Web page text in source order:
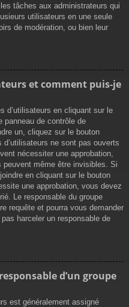
tâches aux administrateurs qui
utilisateurs en une seule
de modération, ou bien leur
et comment puis-je
d’utilisateurs en cliquant sur le
panneau de contrôle de
un, cliquez sur le bouton
ne sont pas ouverts
nécessiter une approbation,
peuvent même être invisibles. Si
en cliquant sur le bouton
une approbation, vous devez
Le responsable du groupe
requête et pourra vous demander
harceler un responsable de
d’un groupe
est généralement assigné